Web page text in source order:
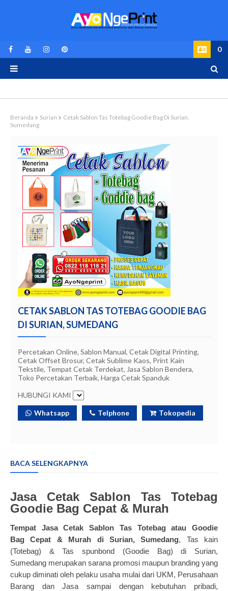
0
Beranda Surian
Cetak Sablon Tas Totebag Goodie Bag Di Surian,
Sumedang
CETAK SABLON TAS TOTEBAG GOODIE BAG
DI SURIAN, SUMEDANG
Percetakan Online, Sablon Manual, Cetak Digital Printing,
Cetak Offset Brosur, Cetak Sublime Kaos, Print Kain
Tekstile, Tempat Cetak Terdekat, Jasa Sablon Bendera,
Toko Percetakan Terbaik, Harga Cetak Spanduk
HUBUNGI KAMI
Whatsapp Telphone Tokopedia
BACA SELENGKAPNYA
Jasa Cetak Sablon Tas Totebag
Goodie Bag Cepat & Murah
Tempat Jasa Cetak Sablon Tas Totebag atau Goodie
Bag Cepat & Murah di Surian, Sumedang, Tas kain
(Totebag) &Tasspunbond (Goodie Bag) di Surian,
Sumedang merupakan sarana promosi maupun branding yang
cukup diminati oleh pelaku usaha mulai dari UKM, Perusahaan
Barang dan Jasa sampai dengan kebutuhan pribadi,